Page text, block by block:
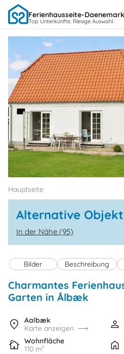
Ferienhausseite-Daenemark
Top Unterkünfte. Riesige Auswahl.
Hauptseite
Alternative
In der Nähe (95)
Bilder Beschreibung
Charmantes
Garten in Ålbæk
Aalbæk
Karte anzeigen
Wohnfläche
110 m²